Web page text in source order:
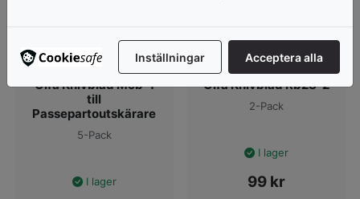
Olfa Knivblad Mcb-1
till
Passepartoutskärare
5-Pack
I lager
Olfa Knivblad Rb28-2
2-Pack
I lager
99 kr
Inställningar Acceptera alla